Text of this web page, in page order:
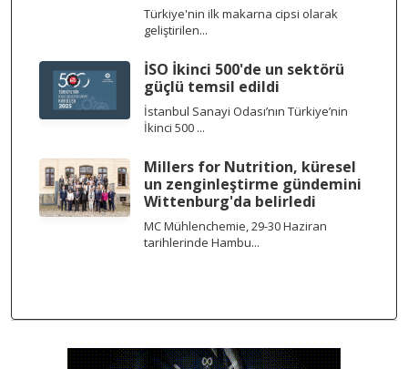
Türkiye'nin ilk makarna cipsi olarak
geliştirilen...
İSO İkinci 500'de un sektörü
güçlü temsil edildi
İstanbul Sanayi Odası’nın Türkiye’nin
İkinci 500 ...
Millers for Nutrition, küresel
un zenginleştirme gündemini
Wittenburg'da belirledi
MC Mühlenchemie, 29-30 Haziran
tarihlerinde Hambu...